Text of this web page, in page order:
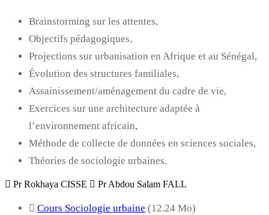
Brainstorming sur les attentes,
Objectifs pédagogiques,
Projections sur urbanisation en Afrique et au Sénégal,
Évolution des structures familiales,
Assainissement/aménagement du cadre de vie,
Exercices sur une architecture adaptée à
l’environnement africain,
Méthode de collecte de données en sciences sociales,
Théories de sociologie urbaines.
Pr Rokhaya CISSE Pr Abdou Salam FALL
Cours Sociologie urbaine (12.24 Mo)